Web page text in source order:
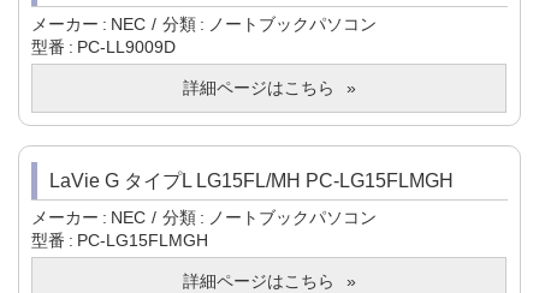
メーカー NEC 分類
ノートブックパソコン
型番
PC-LL9009D
詳細ページはこちら
LaVie G タイプL LG15FL/MH PC-LG15FLMGH
メーカー NEC 分類
ノートブックパソコン
型番
PC-LG15FLMGH
詳細ページはこちら